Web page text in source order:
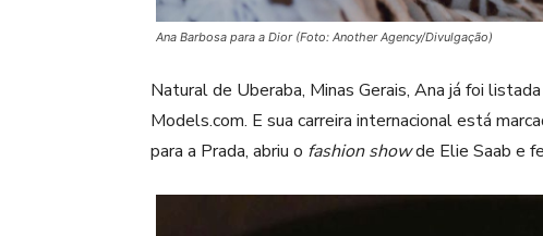
Ana Barbosa para a Dior (Foto: Another Agency/Divulgação)
Natural de Uberaba, Minas Gerais, Ana já foi
Models.com. E sua carreira internacional está
para a Prada, abriu o fashion showde Elie Saab e